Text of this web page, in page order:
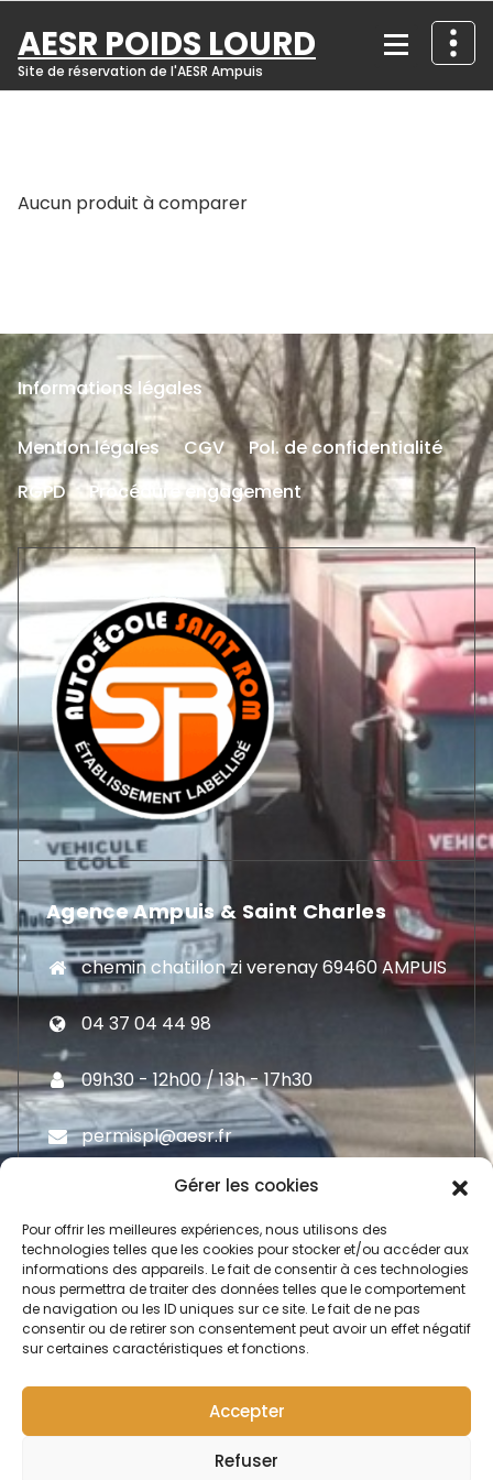
Gérer les cookies
Pour offrir les meilleures expériences, nous utilisons des
technologies telles que les cookies pour stocker et/ou accéder aux
informations des appareils. Le fait de consentir à ces technologies
nous permettra de traiter des données telles que le comportement
de navigation ou les ID uniques sur ce site. Le fait de ne pas
consentir ou de retirer son consentement peut avoir un effet négatif
sur certaines caractéristiques et fonctions.
Accepter
Refuser
content
AESR POIDS LOURD
Site de réservation de l'AESR Ampuis
Aucun produit à comparer
Informations légales
Mention légales CGV
Pol. de confidentialité
RGPD
Procédure engagement
Agence Ampuis & Saint Charles
chemin chatillon zi verenay 69460 AMPUIS
04 37 04 44 98
09h30 - 12h00 / 13h - 17h30
permispl@aesr.fr
Moyen De Paiement